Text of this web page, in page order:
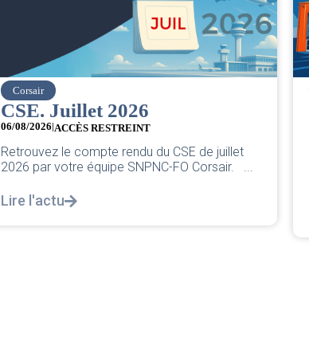
easyJet
Grève chez easyJet
05/08/2026
Chers collègues, La direction vient de sortir sa
classique pleurnicherie corporate. On va la
décortiquer...